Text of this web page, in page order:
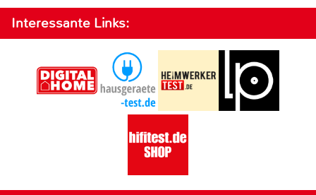
Interessante Links: